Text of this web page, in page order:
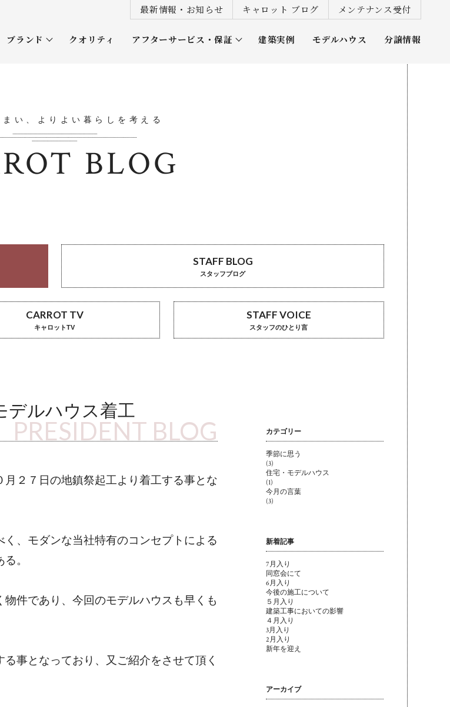
最新情報・お知らせ キャロット ブログ メンテナンス受付
ブランド
平屋
クオリティ アフターサービス・保証 建築実例 モデルハウス 分譲情報
い、よりよい暮らしを考える
BLOG
STAFF BLOG
スタッフブログ
CARROT TV
キャロットTV
STAFF VOICE
スタッフのひとり言
デルハウス着工
PRESIDENT BLOG
２７日の地鎮祭起工より着工する事とな
、モダンな当社特有のコンセプトによる
。
件であり、今回のモデルハウスも早くも
事となっており、又ご紹介をさせて頂く
カテゴリー
季節に思う
(3)
住宅・モデルハウス
(1)
今月の言葉
(3)
新着記事
7月入り
同窓会にて
6月入り
今後の施工について
５月入り
建築工事においての影響
４月入り
3月入り
2月入り
新年を迎え
アーカイブ